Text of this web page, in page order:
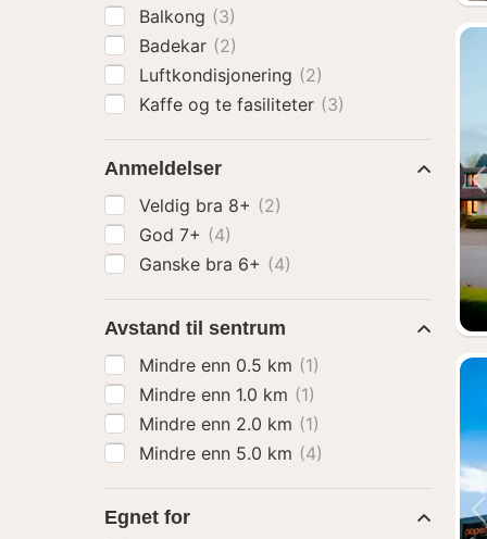
Balkong (3)
Badekar (2)
Luftkondisjonering (2)
Kaffe og te fasiliteter (3)
Anmeldelser
Veldig bra 8+ (2)
God 7+ (4)
Ganske bra 6+ (4)
Avstand til sentrum
Mindre enn 0.5 km (1)
Mindre enn 1.0 km (1)
Mindre enn 2.0 km (1)
Mindre enn 5.0 km (4)
Egnet for